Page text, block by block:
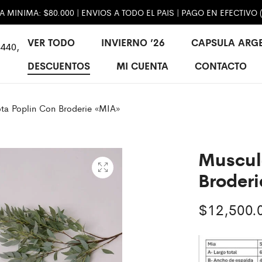
MINIMA: $80.000 | ENVIOS A TODO EL PAIS | PAGO EN EFECTIVO
VER TODO INVIERNO ’26 CAPSULA
DESCUENTOS
MI CUENTA CONTACTO
Poplin Con Broderie «MIA»
$